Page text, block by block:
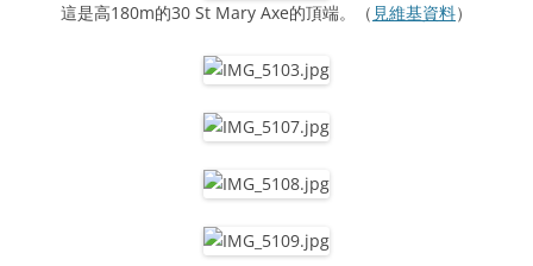
這是高180m的30 St Mary Axe的頂端。（ 見維基資料）